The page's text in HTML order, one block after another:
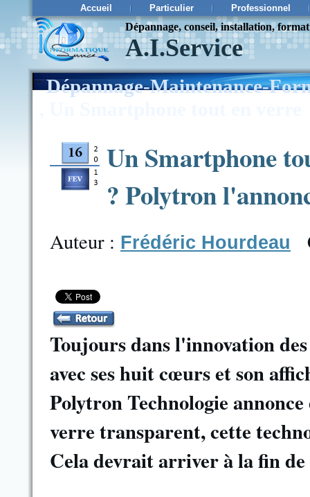
Accueil Particulier Professionnel
Dépannage, conseil, installation,
A.I.Service
¨ Dépannage-Maintenance-
Un Smartphone
? Polytron
Auteur : Frédéric Hourdeau
Toujours dans l'innovation
avec ses huit cœurs et son
Polytron Technologie
verre transparent, cette
Cela devrait arriver à la fin de